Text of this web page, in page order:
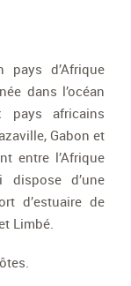
d’Afrique
dans l’océan
africains
Gabon et
entre l’Afrique
dispose d’une
d’estuaire de
Limbé.